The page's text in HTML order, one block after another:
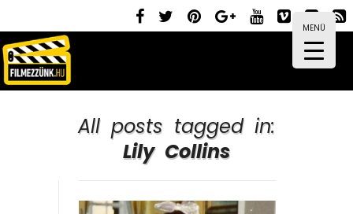
MENÜ
All posts tagged in:
Lily Collins